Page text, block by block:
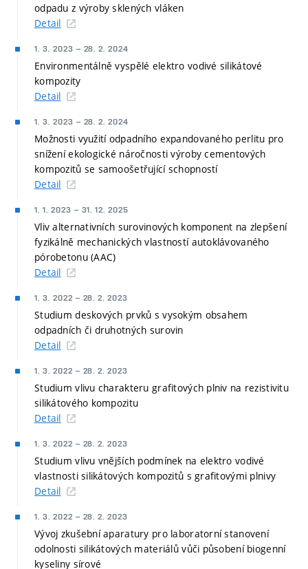
odpadu z výroby sklených vláken
Detail
1. 3. 2023 – 28. 2. 2024
Environmentálně vyspělé elektro vodivé silikátové
kompozity
Detail
1. 3. 2023 – 28. 2. 2024
Možnosti využití odpadního expandovaného perlitu pro
snížení ekologické náročnosti výroby cementových
kompozitů se samoošetřující schopností
Detail
1. 1. 2023 – 31. 12. 2025
Vliv alternativních surovinových komponent na zlepšení
fyzikálně mechanických vlastností autoklávovaného
pórobetonu (AAC)
Detail
1. 3. 2022 – 28. 2. 2023
Studium deskových prvků s vysokým obsahem
odpadních či druhotných surovin
Detail
1. 3. 2022 – 28. 2. 2023
Studium vlivu charakteru grafitových plniv na rezistivitu
silikátového kompozitu
Detail
1. 3. 2022 – 28. 2. 2023
Studium vlivu vnějších podmínek na elektro vodivé
vlastnosti silikátových kompozitů s grafitovými plnivy
Detail
1. 3. 2022 – 28. 2. 2023
Vývoj zkušební aparatury pro laboratorní stanovení
odolnosti silikátových materiálů vůči působení biogenní
kyseliny sírové